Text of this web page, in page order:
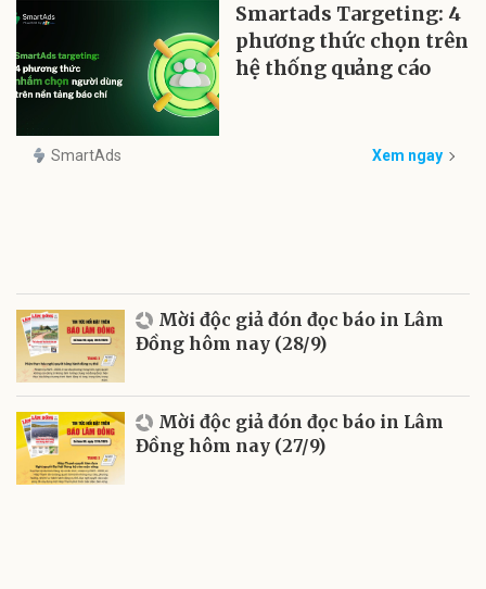
Smartads Targeting: 4
phương thức chọn trên
hệ thống quảng cáo
SmartAds Xem ngay
Mời độc giả đón đọc báo in Lâm
Đồng hôm nay (28/9)
Mời độc giả đón đọc báo in Lâm
Đồng hôm nay (27/9)